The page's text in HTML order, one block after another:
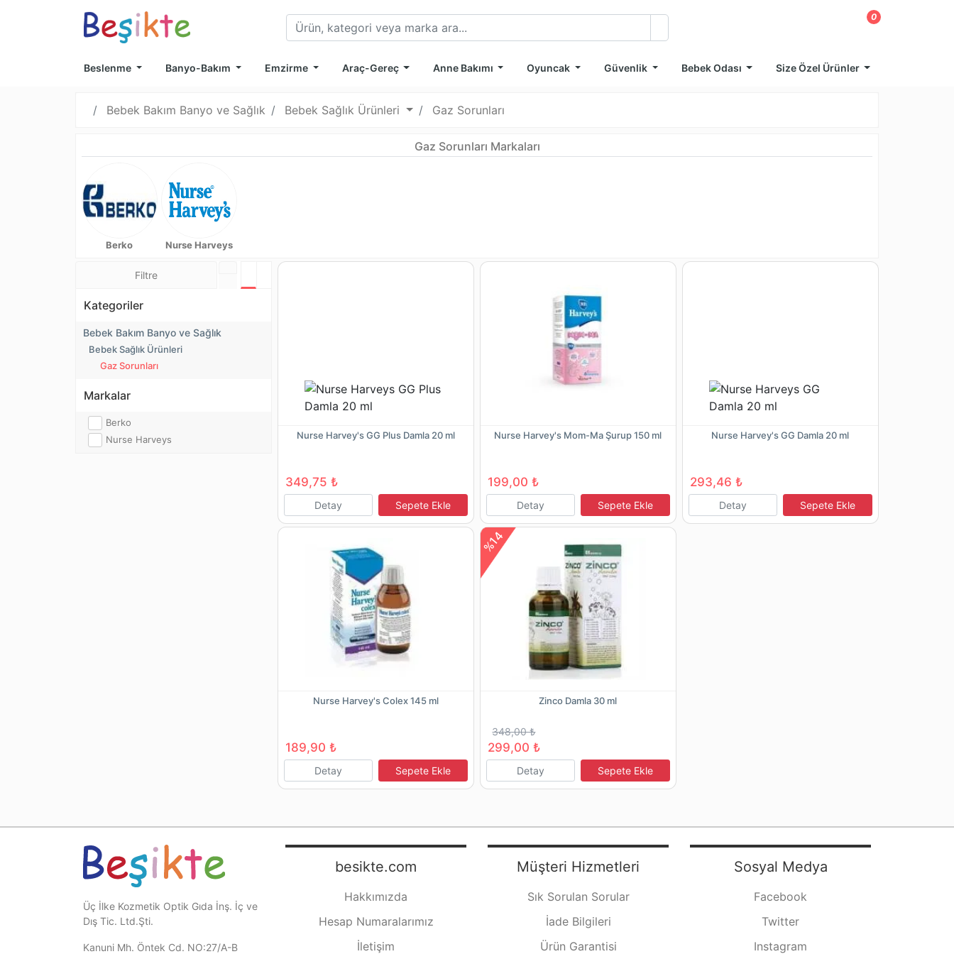
0
Beslenme Banyo-Bakım Emzirme Araç-Gereç Anne Bakımı Oyuncak Güvenlik Bebek Odası Size Özel Ürünler
Bebek Bakım Banyo ve Sağlık Bebek Sağlık Ürünleri Gaz Sorunları
Gaz Sorunları Markaları
Berko Nurse Harveys
Filtre
Kategoriler
Bebek Bakım Banyo ve Sağlık
Bebek Sağlık Ürünleri
Gaz Sorunları
Markalar
Berko
Nurse Harveys
Nurse Harvey's GG Plus Damla 20 ml
349,75 ₺
Detay Sepete Ekle
Nurse Harvey's Mom-Ma Şurup 150 ml
199,00 ₺
Detay Sepete Ekle
Nurse Harvey's GG Damla 20 ml
293,46 ₺
Detay Sepete Ekle
Nurse Harvey's Colex 145 ml
189,90 ₺
Detay Sepete Ekle
%14
Zinco Damla 30 ml
348,00 ₺
299,00 ₺
Detay Sepete Ekle
Üç İlke Kozmetik Optik Gıda İnş. İç ve
Dış Tic. Ltd.Şti.
Kanuni Mh. Öntek Cd. NO:27/A-B
besikte.com
Hakkımızda
Hesap Numaralarımız
İletişim
Müşteri Hizmetleri
Sık Sorulan Sorular
İade Bilgileri
Ürün Garantisi
Sosyal Medya
Facebook
Twitter
Instagram